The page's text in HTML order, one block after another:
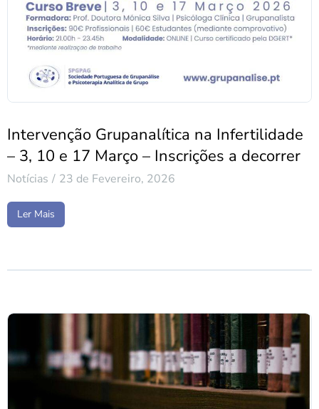
Intervenção Grupanalítica na Infertilidade
– 3, 10 e 17 Março – Inscrições a decorrer
Notícias 23 de Fevereiro, 2026
Ler Mais